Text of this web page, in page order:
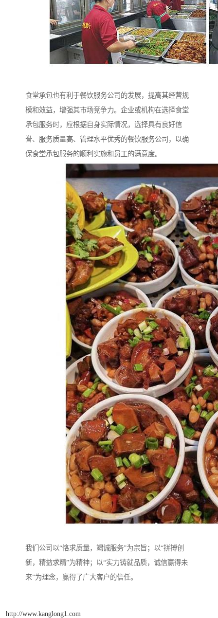
食堂承包也有利于餐饮服务公司的发展，提高其经营规
模和效益，增强其市场竞争力。企业或机构在选择食堂
承包服务时，应根据自身实际情况，选择具有良好信
誉、服务质量高、管理水平优秀的餐饮服务公司，以确
保食堂承包服务的顺利实施和员工的满意度。
我们公司以“恪求质量，竭诚服务”为宗旨；以“拼搏创
新，精益求精”为精神；以“实力铸就品质，诚信赢得未
来”为理念，赢得了广大客户的信任。
http://www.kanglong1.com